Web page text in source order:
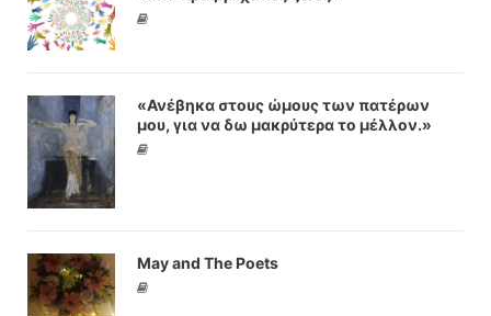
«Ανέβηκα στους ώμους των πατέρων
μου, για να δω μακρύτερα το μέλλον.»
May and The Poets